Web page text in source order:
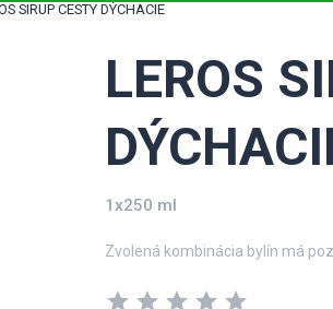
SIRUP CESTY DÝCHACIE
LEROS
1x250 ml
Zvolená kombinácia bylín má
star star star star star